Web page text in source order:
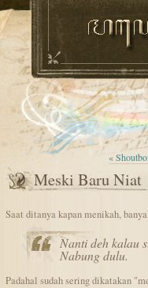
«
Meski Baru Niat
Saat ditanya kapan menikah,
Nanti deh kalau
Nabung dulu.
Padahal sudah sering dikatakan